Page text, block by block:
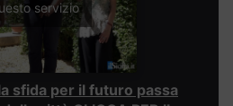
servizio
sfida per il futuro passa